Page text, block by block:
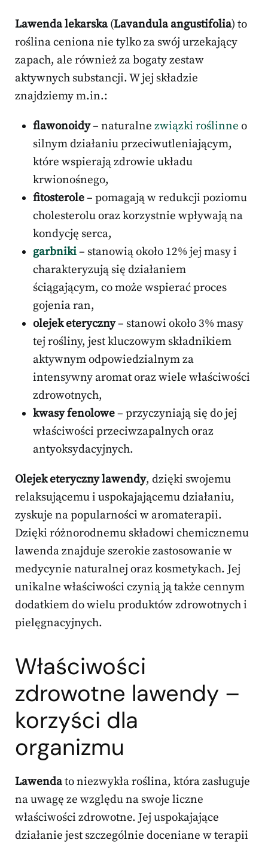
Lawenda lekarska(Lavandula angustifolia) to
roślina ceniona nie tylko za swój urzekający
zapach, ale również za bogaty zestaw
aktywnych substancji. W jej składzie
znajdziemy m.in.:
flawonoidy– naturalne związki roślinne o
silnym działaniu przeciwutleniającym,
które wspierają zdrowie układu
krwionośnego,
fitosterole– pomagają w redukcji poziomu
cholesterolu oraz korzystnie wpływają na
kondycję serca,
garbniki– stanowią około 12% jej masy i
charakteryzują się działaniem
ściągającym, co może wspierać proces
gojenia ran,
olejek eteryczny– stanowi około 3% masy
tej rośliny, jest kluczowym składnikiem
aktywnym odpowiedzialnym za
intensywny aromat oraz wiele właściwości
zdrowotnych,
kwasy fenolowe– przyczyniają się do jej
właściwości przeciwzapalnych oraz
antyoksydacyjnych.
Olejek eteryczny lawendy, dzięki swojemu
relaksującemu i uspokajającemu działaniu,
zyskuje na popularności w aromaterapii.
Dzięki różnorodnemu składowi chemicznemu
lawenda znajduje szerokie zastosowanie w
medycynie naturalnej oraz kosmetykach. Jej
unikalne właściwości czynią ją także cennym
dodatkiem do wielu produktów zdrowotnych i
pielęgnacyjnych.
Właściwości
zdrowotne lawendy –
korzyści dla
organizmu
Lawendato niezwykła roślina, która zasługuje
na uwagę ze względu na swoje liczne
właściwości zdrowotne. Jej uspokajające
działanie jest szczególnie doceniane w terapii